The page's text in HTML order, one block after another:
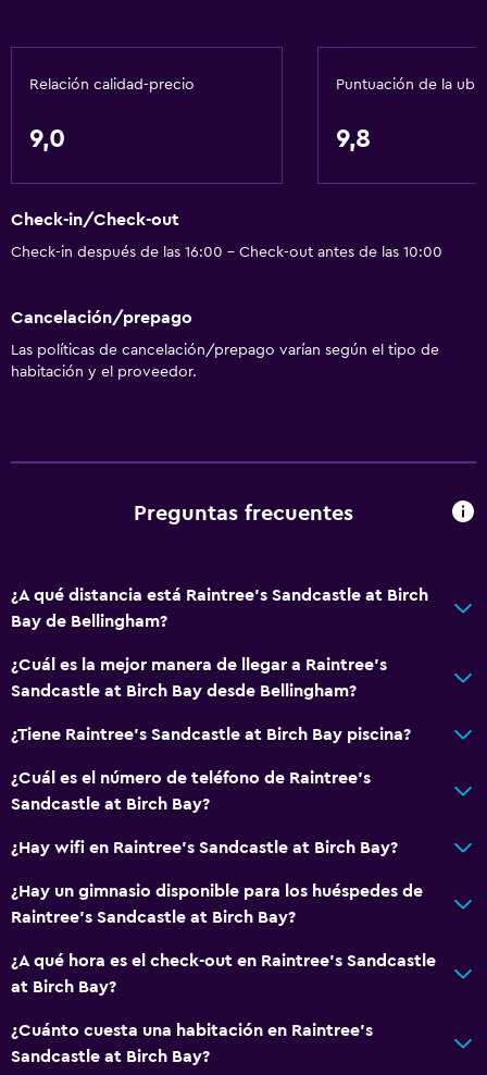
Relación calidad-precio
9,0
Puntuación de la
9,8
Check-in/Check-out
Check-in después de las 16:00 - Check-out antes de las 10:00
Cancelación/prepago
Las políticas de cancelación/prepago varían según el tipo de
habitación y el proveedor.
Preguntas frecuentes
¿A qué distancia está Raintree's Sandcastle at Birch
Bay de Bellingham?
¿Cuál es la mejor manera de llegar a Raintree's
Sandcastle at Birch Bay desde Bellingham?
¿Tiene Raintree's Sandcastle at Birch Bay piscina?
¿Cuál es el número de teléfono de Raintree's
Sandcastle at Birch Bay?
¿Hay wifi en Raintree's Sandcastle at Birch Bay?
¿Hay un gimnasio disponible para los huéspedes de
Raintree's Sandcastle at Birch Bay?
¿A qué hora es el check-out en Raintree's Sandcastle
at Birch Bay?
¿Cuánto cuesta una habitación en Raintree's
Sandcastle at Birch Bay?